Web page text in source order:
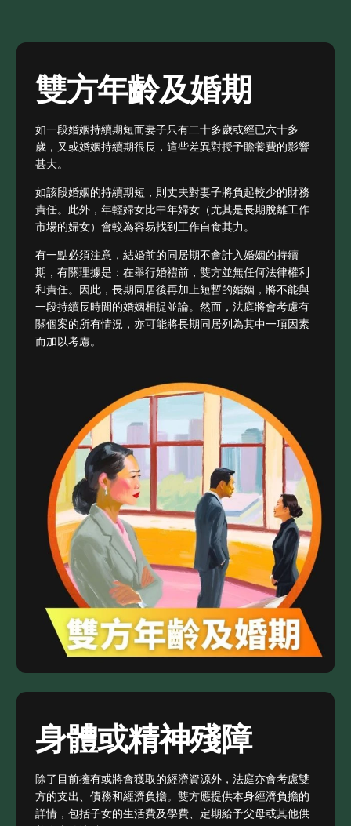
雙方年齡及婚期
如一段婚姻持續期短而妻子只有二十多歲或經已六十多
歲，又或婚姻持續期很長，這些差異對授予贍養費的影響
甚大。
如該段婚姻的持續期短，則丈夫對妻子將負起較少的財務
責任。此外，年輕婦女比中年婦女（尤其是長期脫離工作
市場的婦女）會較為容易找到工作自食其力。
有一點必須注意，結婚前的同居期不會計入婚姻的持續
期，有關理據是：在舉行婚禮前，雙方並無任何法律權利
和責任。因此，長期同居後再加上短暫的婚姻，將不能與
一段持續長時間的婚姻相提並論。然而，法庭將會考慮有
關個案的所有情況，亦可能將長期同居列為其中一項因素
而加以考慮。
身體或精神殘障
除了目前擁有或將會獲取的經濟資源外，法庭亦會考慮雙
方的支出、債務和經濟負擔。雙方應提供本身經濟負擔的
詳情，包括子女的生活費及學費、定期給予父母或其他供